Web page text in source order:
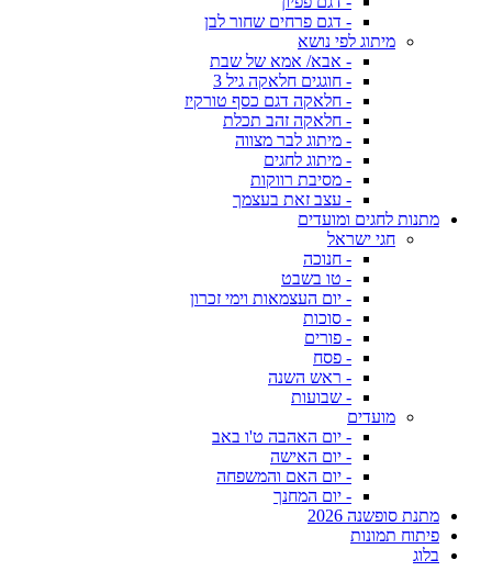
- דגם פרחים שחור לבן
מיתוג לפי נושא
- אבא/ אמא של שבת
- חוגגים חלאקה גיל 3
- חלאקה דגם כסף טורקיז
- חלאקה זהב תכלת
- מיתוג לבר מצווה
- מיתוג לחגים
- מסיבת רווקות
- עצב זאת בעצמך
מתנות לחגים ומועדים
חגי ישראל
- חנוכה
- טו בשבט
- יום העצמאות וימי זכרון
- סוכות
- פורים
- פסח
- ראש השנה
- שבועות
מועדים
- יום האהבה ט'ו באב
- יום האישה
- יום האם והמשפחה
- יום המחנך
מתנת סופשנה 2026
פיתוח תמונות
בלוג